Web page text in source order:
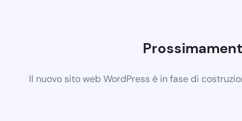
Il nuovo sito web WordPress è in fase di